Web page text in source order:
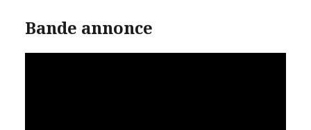
Bande annonce